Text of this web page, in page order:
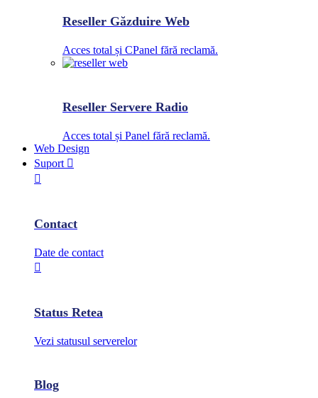
Reseller Găzduire Web
Acces total și CPanel fără reclamă.
Reseller Servere Radio
Acces total și Panel fără reclamă.
Web Design
Suport
Contact
Date de contact
Status Retea
Vezi statusul serverelor
Blog